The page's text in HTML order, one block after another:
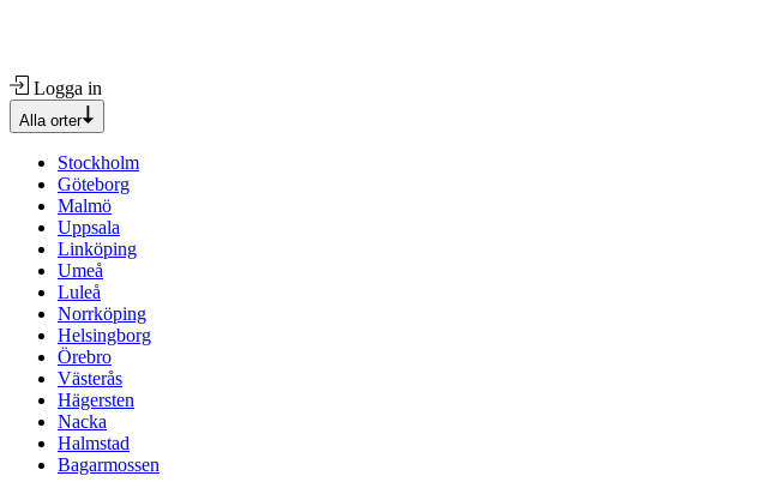
Logga in
Alla orter
Stockholm
Göteborg
Malmö
Uppsala
Linköping
Umeå
Luleå
Norrköping
Helsingborg
Örebro
Västerås
Hägersten
Nacka
Halmstad
Bagarmossen